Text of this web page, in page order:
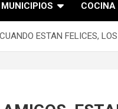
MUNICIPIOS COCINA
ESTAN FELICES,